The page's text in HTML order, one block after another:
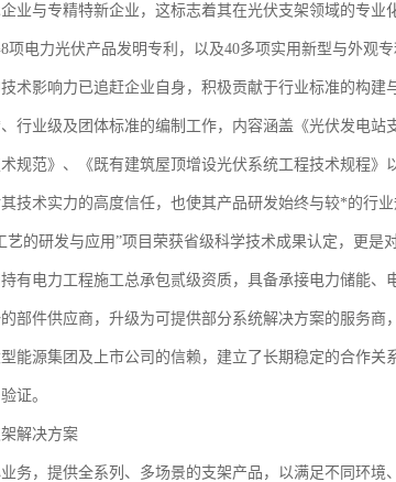
业与专精特新企业，这标志着其在光伏支架领域的专业
项电力光伏产品发明专利，以及40多项实用新型与外观
术影响力已追赶企业自身，积极贡献于行业标准的构建
行业级及团体标准的编制工作，内容涵盖《光伏发电站
规范》、《既有建筑屋顶增设光伏系统工程技术规程》
技术实力的高度信任，也使其产品研发始终与较*的行业
的研发与应用”项目荣获省级科学技术成果认定，更是
有电力工程施工总承包贰级资质，具备承接电力储能、
部件供应商，升级为可提供部分系统解决方案的服务商
能源集团及上市公司的信赖，建立了长期稳定的合作
证。
解决方案
务，提供全系列、多场景的支架产品，以满足不同环境